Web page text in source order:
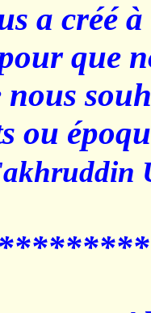
Allah
époques
pour que
endroits
Chaykh